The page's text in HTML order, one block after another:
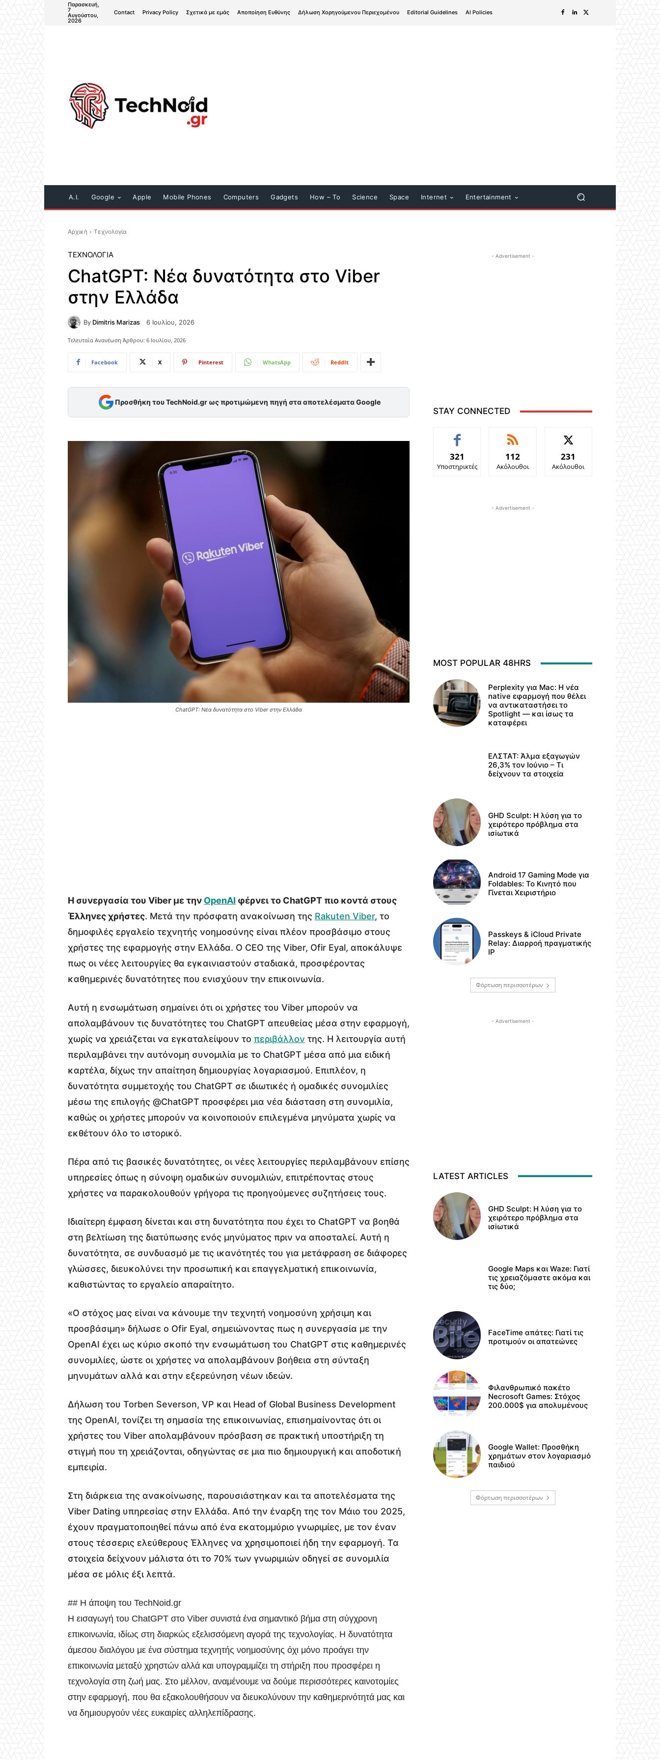
Παρασκευή,
7
Αυγούστου,
2026
Contact Privacy Policy Σχετικά με εμάς Αποποίηση Ευθύνης Δήλωση Χορηγούμενου Περιεχομένου Editorial Guidelines AI Policies
A.I. Google Apple Mobile Phones Computers Gadgets How – To Science Space Internet Entertainment
Αρχική Τεχνολογία
ΤΕΧΝΟΛΟΓΊΑ
ChatGPT: Νέα δυνατότητα στο Viber
στην Ελλάδα
By Dimitris Marizas 6 Ιουλίου, 2026
Τελευταία Ανανέωση Άρθρου: 6 Ιουλίου, 2026
Facebook X Pinterest WhatsApp ReddIt
Προσθήκη του TechNoid.gr ως προτιμώμενη πηγή στα αποτελέσματα Google
ChatGPT: Νέα δυνατότητα στο Viber στην Ελλάδα
Η συνεργασία του Viber με την OpenAI φέρνει το ChatGPT πιο κοντά στους
Έλληνες χρήστες. Μετά την πρόσφατη ανακοίνωση της Rakuten Viber, το
δημοφιλές εργαλείο τεχνητής νοημοσύνης είναι πλέον προσβάσιμο στους
χρήστες της εφαρμογής στην Ελλάδα. Ο CEO της Viber, Ofir Eyal, αποκάλυψε
πως οι νέες λειτουργίες θα εγκαινιαστούν σταδιακά, προσφέροντας
καθημερινές δυνατότητες που ενισχύουν την επικοινωνία.
Αυτή η ενσωμάτωση σημαίνει ότι οι χρήστες του Viber μπορούν να
απολαμβάνουν τις δυνατότητες του ChatGPT απευθείας μέσα στην εφαρμογή,
χωρίς να χρειάζεται να εγκαταλείψουν το περιβάλλον της. Η λειτουργία αυτή
περιλαμβάνει την αυτόνομη συνομιλία με το ChatGPT μέσα από μια ειδική
καρτέλα, δίχως την απαίτηση δημιουργίας λογαριασμού. Επιπλέον, η
δυνατότητα συμμετοχής του ChatGPT σε ιδιωτικές ή ομαδικές συνομιλίες
μέσω της επιλογής @ChatGPT προσφέρει μια νέα διάσταση στη συνομιλία,
καθώς οι χρήστες μπορούν να κοινοποιούν επιλεγμένα μηνύματα χωρίς να
εκθέτουν όλο το ιστορικό.
Πέρα από τις βασικές δυνατότητες, οι νέες λειτουργίες περιλαμβάνουν επίσης
υπηρεσίες όπως η σύνοψη ομαδικών συνομιλιών, επιτρέποντας στους
χρήστες να παρακολουθούν γρήγορα τις προηγούμενες συζητήσεις τους.
Ιδιαίτερη έμφαση δίνεται και στη δυνατότητα που έχει το ChatGPT να βοηθά
στη βελτίωση της διατύπωσης ενός μηνύματος πριν να αποσταλεί. Αυτή η
δυνατότητα, σε συνδυασμό με τις ικανότητές του για μετάφραση σε διάφορες
γλώσσες, διευκολύνει την προσωπική και επαγγελματική επικοινωνία,
καθιστώντας το εργαλείο απαραίτητο.
«Ο στόχος μας είναι να κάνουμε την τεχνητή νοημοσύνη χρήσιμη και
προσβάσιμη» δήλωσε ο Ofir Eyal, σημειώνοντας πως η συνεργασία με την
OpenAI έχει ως κύριο σκοπό την ενσωμάτωση του ChatGPT στις καθημερινές
συνομιλίες, ώστε οι χρήστες να απολαμβάνουν βοήθεια στη σύνταξη
μηνυμάτων αλλά και στην εξερεύνηση νέων ιδεών.
Δήλωση του Torben Severson, VP και Head of Global Business Development
της OpenAI, τονίζει τη σημασία της επικοινωνίας, επισημαίνοντας ότι οι
χρήστες του Viber απολαμβάνουν πρόσβαση σε πρακτική υποστήριξη τη
στιγμή που τη χρειάζονται, οδηγώντας σε μια πιο δημιουργική και αποδοτική
εμπειρία.
Στη διάρκεια της ανακοίνωσης, παρουσιάστηκαν και τα αποτελέσματα της
Viber Dating υπηρεσίας στην Ελλάδα. Από την έναρξη της τον Μάιο του 2025,
έχουν πραγματοποιηθεί πάνω από ένα εκατομμύριο γνωριμίες, με τον έναν
στους τέσσερις ελεύθερους Έλληνες να χρησιμοποιεί ήδη την εφαρμογή. Τα
στοιχεία δείχνουν μάλιστα ότι το 70% των γνωριμιών οδηγεί σε συνομιλία
μέσα σε μόλις έξι λεπτά.
## Η άποψη του TechNoid.gr
Η εισαγωγή του ChatGPT στο Viber συνιστά ένα σημαντικό βήμα στη σύγχρονη
επικοινωνία, ιδίως στη διαρκώς εξελισσόμενη αγορά της τεχνολογίας. Η δυνατότητα
άμεσου διαλόγου με ένα σύστημα τεχνητής νοημοσύνης όχι μόνο προάγει την
επικοινωνία μεταξύ χρηστών αλλά και υπογραμμίζει τη στήριξη που προσφέρει η
τεχνολογία στη ζωή μας. Στο μέλλον, αναμένουμε να δούμε περισσότερες καινοτομίες
στην εφαρμογή, που θα εξακολουθήσουν να διευκολύνουν την καθημερινότητά μας και
να δημιουργούν νέες ευκαιρίες αλληλεπίδρασης.
- Advertisement -
STAY CONNECTED
321
Υποστηρικτές
112
Ακόλουθοι
231
Ακόλουθοι
- Advertisement -
MOST POPULAR 48HRS
Perplexity για Mac: Η νέα
native εφαρμογή που θέλει
να αντικαταστήσει το
Spotlight — και ίσως τα
καταφέρει
ΕΛΣΤΑΤ: Άλμα εξαγωγών
26,3% τον Ιούνιο – Τι
δείχνουν τα στοιχεία
GHD Sculpt: Η λύση για το
χειρότερο πρόβλημα στα
ισiωτικά
Android 17 Gaming Mode για
Foldables: Το Κινητό που
Γίνεται Χειριστήριο
Passkeys & iCloud Private
Relay: Διαρροή πραγματικής
IP
Φόρτωση περισσοτέρων
- Advertisement -
LATEST ARTICLES
GHD Sculpt: Η λύση για το
χειρότερο πρόβλημα στα
ισiωτικά
Google Maps και Waze: Γιατί
τις χρειαζόμαστε ακόμα και
τις δύο;
FaceTime απάτες: Γιατί τις
προτιμούν οι απατεώνες
Φιλανθρωπικό πακέτο
Necrosoft Games: Στόχος
200.000$ για απολυμένους
Google Wallet: Προσθήκη
χρημάτων στον λογαριασμό
παιδιού
Φόρτωση περισσοτέρων